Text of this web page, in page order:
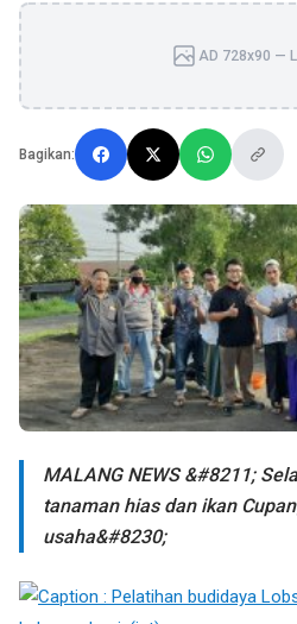
AD 728x90 —
Bagikan:
MALANG NEWS &#8211;
tanaman hias dan ikan
usaha&#8230;